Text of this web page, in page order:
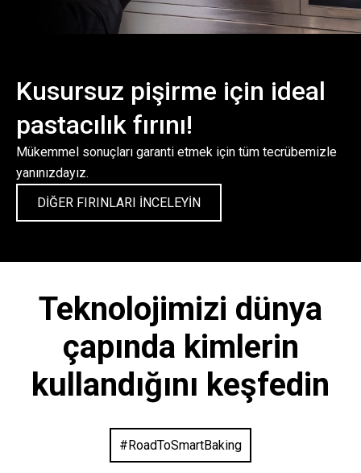
Kusursuz pişirme için ideal
pastacılık fırını!
Mükemmel sonuçları garanti etmek için tüm tecrübemizle
yanınızdayız.
DİĞER FIRINLARI İNCELEYİN
Teknolojimizi dünya
çapında kimlerin
kullandığını keşfedin
#RoadToSmartBaking